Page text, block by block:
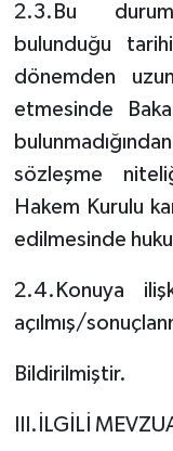
2.3.Bu
bulunduğu
dönemden
etmesinde
sözleşme
Hakem Kurulu
edilmesinde
2.4.Konuya
açılmış/
Bildirilmiştir.
III.İLGİLİ